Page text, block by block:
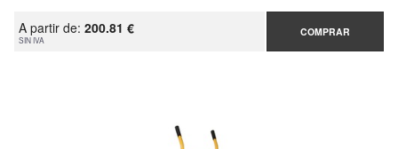
A partir de: 200.81 €
SIN IVA
COMPRAR